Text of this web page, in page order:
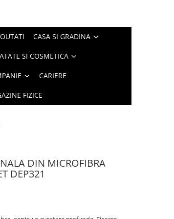
CASA SI GRADINA
SI COSMETICA
CARIERE
FIZICE
DIN MICROFIBRA
DEP321